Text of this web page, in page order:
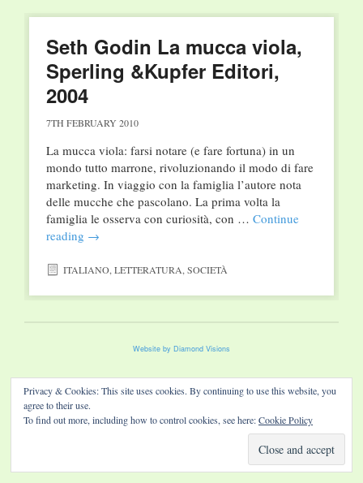
Seth Godin La mucca viola,
Sperling &Kupfer Editori,
2004
7TH FEBRUARY 2010
La mucca viola: farsi notare (e fare fortuna) in un
mondo tutto marrone, rivoluzionando il modo di fare
marketing. In viaggio con la famiglia l’autore nota
delle mucche che pascolano. La prima volta la
famiglia le osserva con curiosità, con … Continue
reading →
ITALIANO,LETTERATURA,SOCIETÀ
Website by Diamond Visions
Privacy & Cookies: This site uses cookies. By continuing to use this website, you
agree to their use.
To find out more, including how to control cookies, see here:Cookie Policy